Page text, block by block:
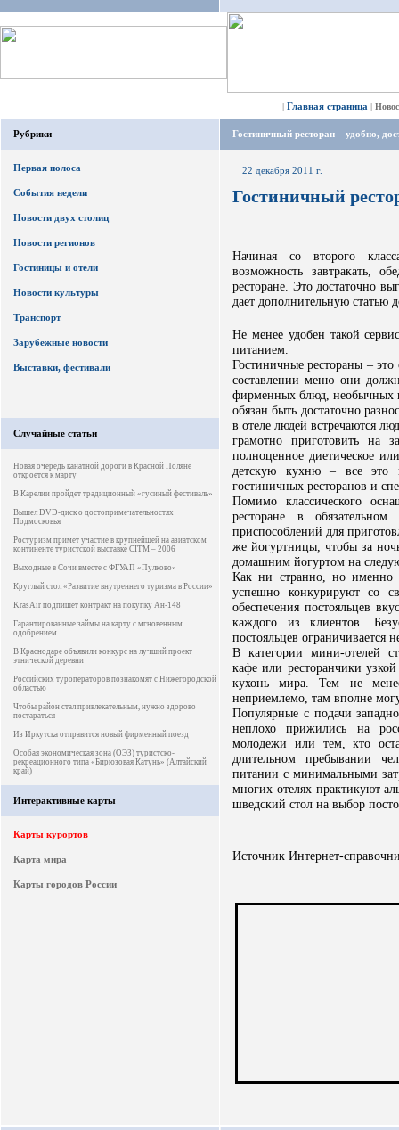
| Главная страница |
Рубрики
Первая полоса
События недели
Новости двух столиц
Новости регионов
Гостиницы и отели
Новости культуры
Транспорт
Зарубежные новости
Выставки, фестивали
Случайные статьи
Новая очередь канатной дороги в Красной Поляне
откроется к марту
В Карелии пройдет традиционный «гусиный фестиваль»
Вышел DVD-диск о достопримечательностях
Подмосковья
Ростуризм примет участие в крупнейшей на азиатском
континенте туристской выставке CITM – 2006
Выходные в Сочи вместе с ФГУАП «Пулково»
Круглый стол «Развитие внутреннего туризма в России»
KrasAir подпишет контракт на покупку Ан-148
Гарантированные займы на карту с мгновенным
одобрением
В Краснодаре объявили конкурс на лучший проект
этнической деревни
Российских туроператоров познакомят с Нижегородской
областью
Чтобы район стал привлекательным, нужно здорово
постараться
Из Иркутска отправится новый фирменный поезд
Особая экономическая зона (ОЭЗ) туристско-
рекреационного типа «Бирюзовая Катунь» (Алтайский
край)
Интерактивные карты
Карты курортов
Карта мира
Карты городов России
Гостиничный ресторан – удобно,
22 декабря 2011 г.
Гостиничный
Начиная со второго
возможность завтракать,
ресторане. Это достаточно
дает дополнительную статью
Не менее удобен такой
питанием.
Гостиничные рестораны –
составлении меню они
фирменных блюд, необычных
обязан быть достаточно
в отеле людей встречаются
грамотно приготовить на
полноценное диетическое
детскую кухню – все это
гостиничных ресторанов и
Помимо классического
ресторане в
приспособлений для
же йогуртницы, чтобы за
домашним йогуртом на
Как ни странно, но именно
успешно конкурируют со
обеспечения постояльцев
каждого из клиентов.
постояльцев ограничивается
В категории мини-отелей
кафе или ресторанчики
кухонь мира. Тем не
неприемлемо, там вполне
Популярные с подачи
неплохо прижились на
молодежи или тем, кто
длительном пребывании
питании с минимальными
многих отелях практикуют
шведский стол на выбор
Источник Интернет-